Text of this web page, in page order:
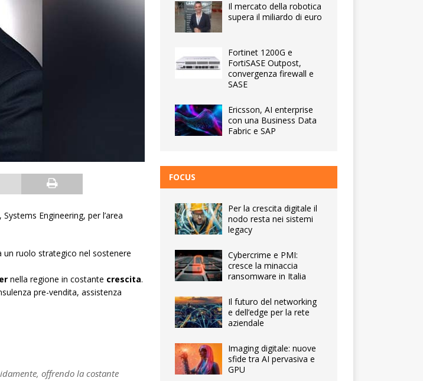
Engineering, per l’area
un ruolo strategico nel sostenere
nella regione in costante crescita.
pre-vendita, assistenza
offrendo la costante
Il mercato della robotica
supera il miliardo di euro
Fortinet 1200G e
FortiSASE Outpost,
convergenza firewall e
SASE
Ericsson, AI enterprise
con una Business Data
Fabric e SAP
FOCUS
Per la crescita digitale il
nodo resta nei sistemi
legacy
Cybercrime e PMI:
cresce la minaccia
ransomware in Italia
Il futuro del networking
e dell’edge per la rete
aziendale
Imaging digitale: nuove
sfide tra AI pervasiva e
GPU